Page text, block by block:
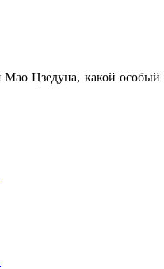
Цзедуна, какой